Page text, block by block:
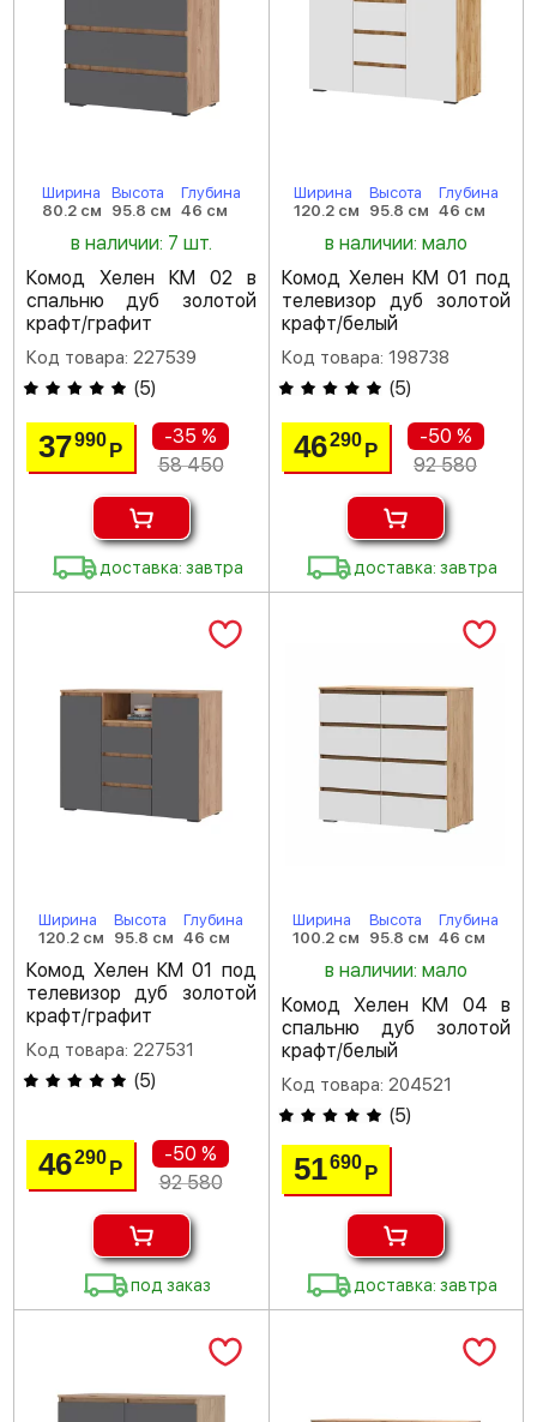
Ширина
80.2 см
Высота
95.8 см
Глубина
46 см
в наличии: 7 шт.
Комод Хелен КМ 02 в
спальню дуб золотой
крафт/графит
Код товара: 227539
(5)
37990Р
-35 %
58 450
доставка: завтра
Ширина
120.2 см
Высота
95.8 см
Глубина
46 см
в наличии: мало
Комод Хелен КМ 01 под
телевизор дуб золотой
крафт/белый
Код товара: 198738
(5)
46290 Р
-50 %
92 580
доставка: завтра
Ширина
120.2 см
Высота
95.8 см
Глубина
46 см
Комод Хелен КМ 01 под
телевизор дуб золотой
крафт/графит
Код товара: 227531
(5)
46290Р
-50 %
92 580
под заказ
Ширина
100.2 см
Высота
95.8 см
Глубина
46 см
в наличии: мало
Комод Хелен КМ 04 в
спальню дуб золотой
крафт/белый
Код товара: 204521
(5)
51690 Р
доставка: завтра